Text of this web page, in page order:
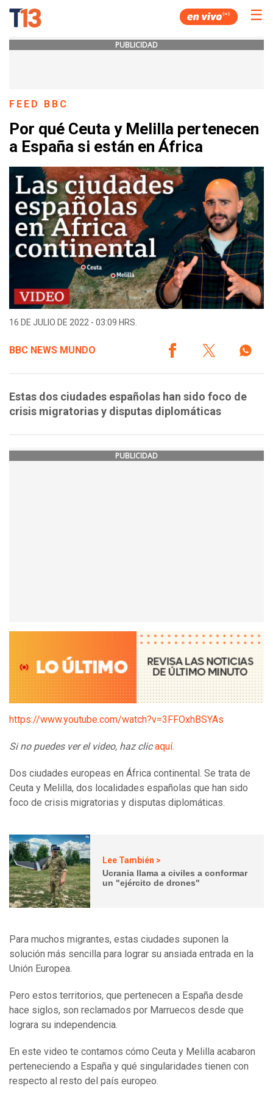
☰
PUBLICIDAD
FEED BBC
Por qué Ceuta y Melilla pertenecen
a España si están en África
16 DE JULIO DE 2022 - 03:09 HRS.
BBC NEWS MUNDO
Estas dos ciudades españolas han sido foco de
crisis migratorias y disputas diplomáticas
PUBLICIDAD
https://www.youtube.com/watch?v=3FFOxhBSYAs
Si no puedes ver el video, haz clicaquí.
Dos ciudades europeas en África continental. Se trata de
Ceuta y Melilla, dos localidades españolas que han sido
foco de crisis migratorias y disputas diplomáticas.
Lee También >
Ucrania llama a civiles a conformar
un "ejército de drones"
Para muchos migrantes, estas ciudades suponen la
solución más sencilla para lograr su ansiada entrada en la
Unión Europea.
Pero estos territorios, que pertenecen a España desde
hace siglos, son reclamados por Marruecos desde que
lograra su independencia.
En este video te contamos cómo Ceuta y Melilla acabaron
perteneciendo a España y qué singularidades tienen con
respecto al resto del país europeo.